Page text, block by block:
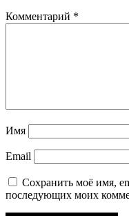
Комментарий *
Имя
Email
Сохранить моё имя,
последующих моих